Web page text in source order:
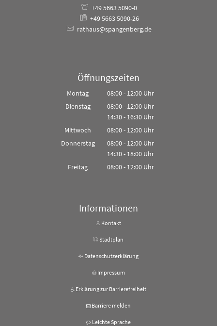
+49 5663 5090-0
+49 5663 5090-26
rathaus@spangenberg.de
Öffnungszeiten
Montag 08:00- 12:00Uhr
Von 08:00 bis 12:00 Uhr
Dienstag 08:00- 12:00Uhr
Von 08:00 bis 12:00 Uhr
14:30- 16:30Uhr
Von 14:30 bis 16:30 Uhr
Mittwoch 08:00- 12:00Uhr
Von 08:00 bis 12:00 Uhr
Donnerstag 08:00- 12:00Uhr
Von 08:00 bis 12:00 Uhr
14:30- 18:00Uhr
Von 14:30 bis 18:00 Uhr
Freitag 08:00- 12:00Uhr
Informationen
Kontakt
Stadtplan
Datenschutzerklärung
Impressum
Erklärung zur Barrierefreiheit
Barriere melden
Leichte Sprache